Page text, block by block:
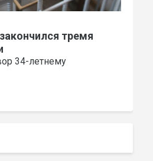
тремя
34-летнему